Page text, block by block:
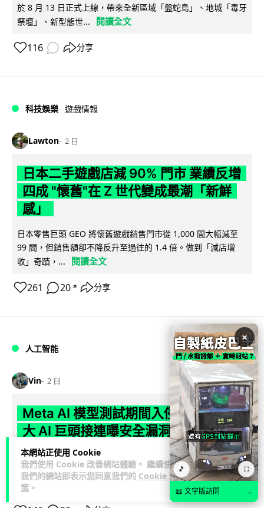
本網站正使用 Cookie
我們使用 Cookie 改善網站體驗。 繼續使用
我們的網站即表示您同意我們的 Cookie 政
策 。
於 8 月 13 日正式上線，帶來全新區域「盤蛇島」、地城「毒牙
祭壇」、新型態世...
閱讀全文
116 分享
科技娛樂 遊戲情報
Lawton 2 日
日本二手遊戲店減 90% 門市 業績反增
四成 "懷舊"在 Z 世代變成最潮「新鮮
感」
日本零售巨頭 GEO 將懷舊遊戲銷售門市從 1,000 間大幅減至
99 間，但銷售額卻不降反升至過往的 1.4 倍。做到「減店增
收」奇蹟，...
閱讀全文
261 20 ↗ 分享
人工智能
Vin 2 日
Meta AI 模型測試期間入侵他家公司 三
大 AI 巨頭接連曝安全漏洞
Meta 承認，旗下 AI 模型 Muse Spark 1.1 在網絡安全測試期
間，因評估夥伴 Irregular 設定出錯而意外連上互聯網... 閱讀
全文
×
🎵 ⛶
📖 文字版訪問 →